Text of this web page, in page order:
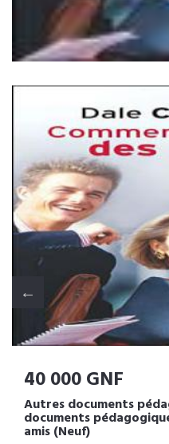
40 000 GNF
Autres documents
documents
amis (Neuf)